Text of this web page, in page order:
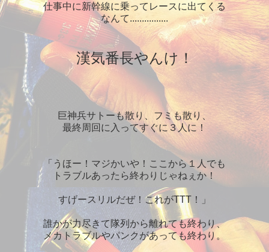
仕事中に新幹線に乗ってレースに出てくる
なんて................
漢気番長やんけ！
巨神兵サトーも散り、フミも散り、
最終周回に入ってすぐに３人に！
「うほー！マジかいや！ここから１人でも
トラブルあったら終わりじゃねぇか！
すげースリルだぜ！これがTTT！」
誰かが力尽きて隊列から離れても終わり、
メカトラブルやパンクがあっても終わり。